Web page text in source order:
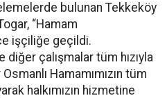
bulunan Tekkeköy
“Hamam
işçiliğe geçildi.
çalışmalar tüm hızıyla
Hamamımızın tüm
halkımızın hizmetine